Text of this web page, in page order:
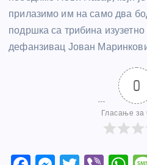
прилазимо им на само два
подршка са трибина
дефанзивац Јован
0
Гласање за